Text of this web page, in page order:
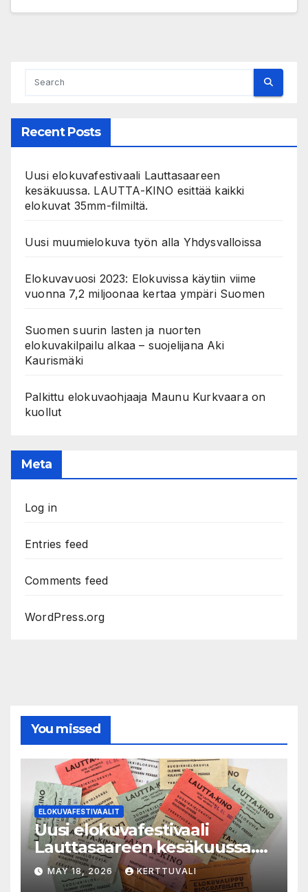
Recent Posts
Uusi elokuvafestivaali Lauttasaareen
kesäkuussa. LAUTTA-KINO esittää kaikki
elokuvat 35mm-filmiltä.
Uusi muumielokuva työn alla Yhdysvalloissa
Elokuvavuosi 2023: Elokuvissa käytiin viime
vuonna 7,2 miljoonaa kertaa ympäri Suomen
Suomen suurin lasten ja nuorten
elokuvakilpailu alkaa – suojelijana Aki
Kaurismäki
Palkittu elokuvaohjaaja Maunu Kurkvaara on
kuollut
Meta
Log in
Entries feed
Comments feed
WordPress.org
You missed
ELOKUVAFESTIVAALIT
Uusi elokuvafestivaali
Lauttasaareen kesäkuussa.
LAUTTA-KINO esittää kaikki
elokuvat 35mm-filmiltä.
MAY 18, 2026 KERTTUVALI